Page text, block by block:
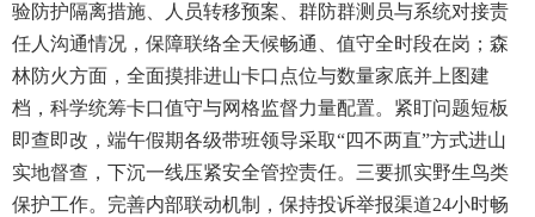
验防护隔离措施、人员转移预案、群防群测员与系统对接责
任人沟通情况，保障联络全天候畅通、值守全时段在岗；森
林防火方面，全面摸排进山卡口点位与数量家底并上图建
档，科学统筹卡口值守与网格监督力量配置。紧盯问题短板
即查即改，端午假期各级带班领导采取“四不两直”方式进山
实地督查，下沉一线压紧安全管控责任。三要抓实野生鸟类
保护工作。完善内部联动机制，保持投诉举报渠道24小时畅